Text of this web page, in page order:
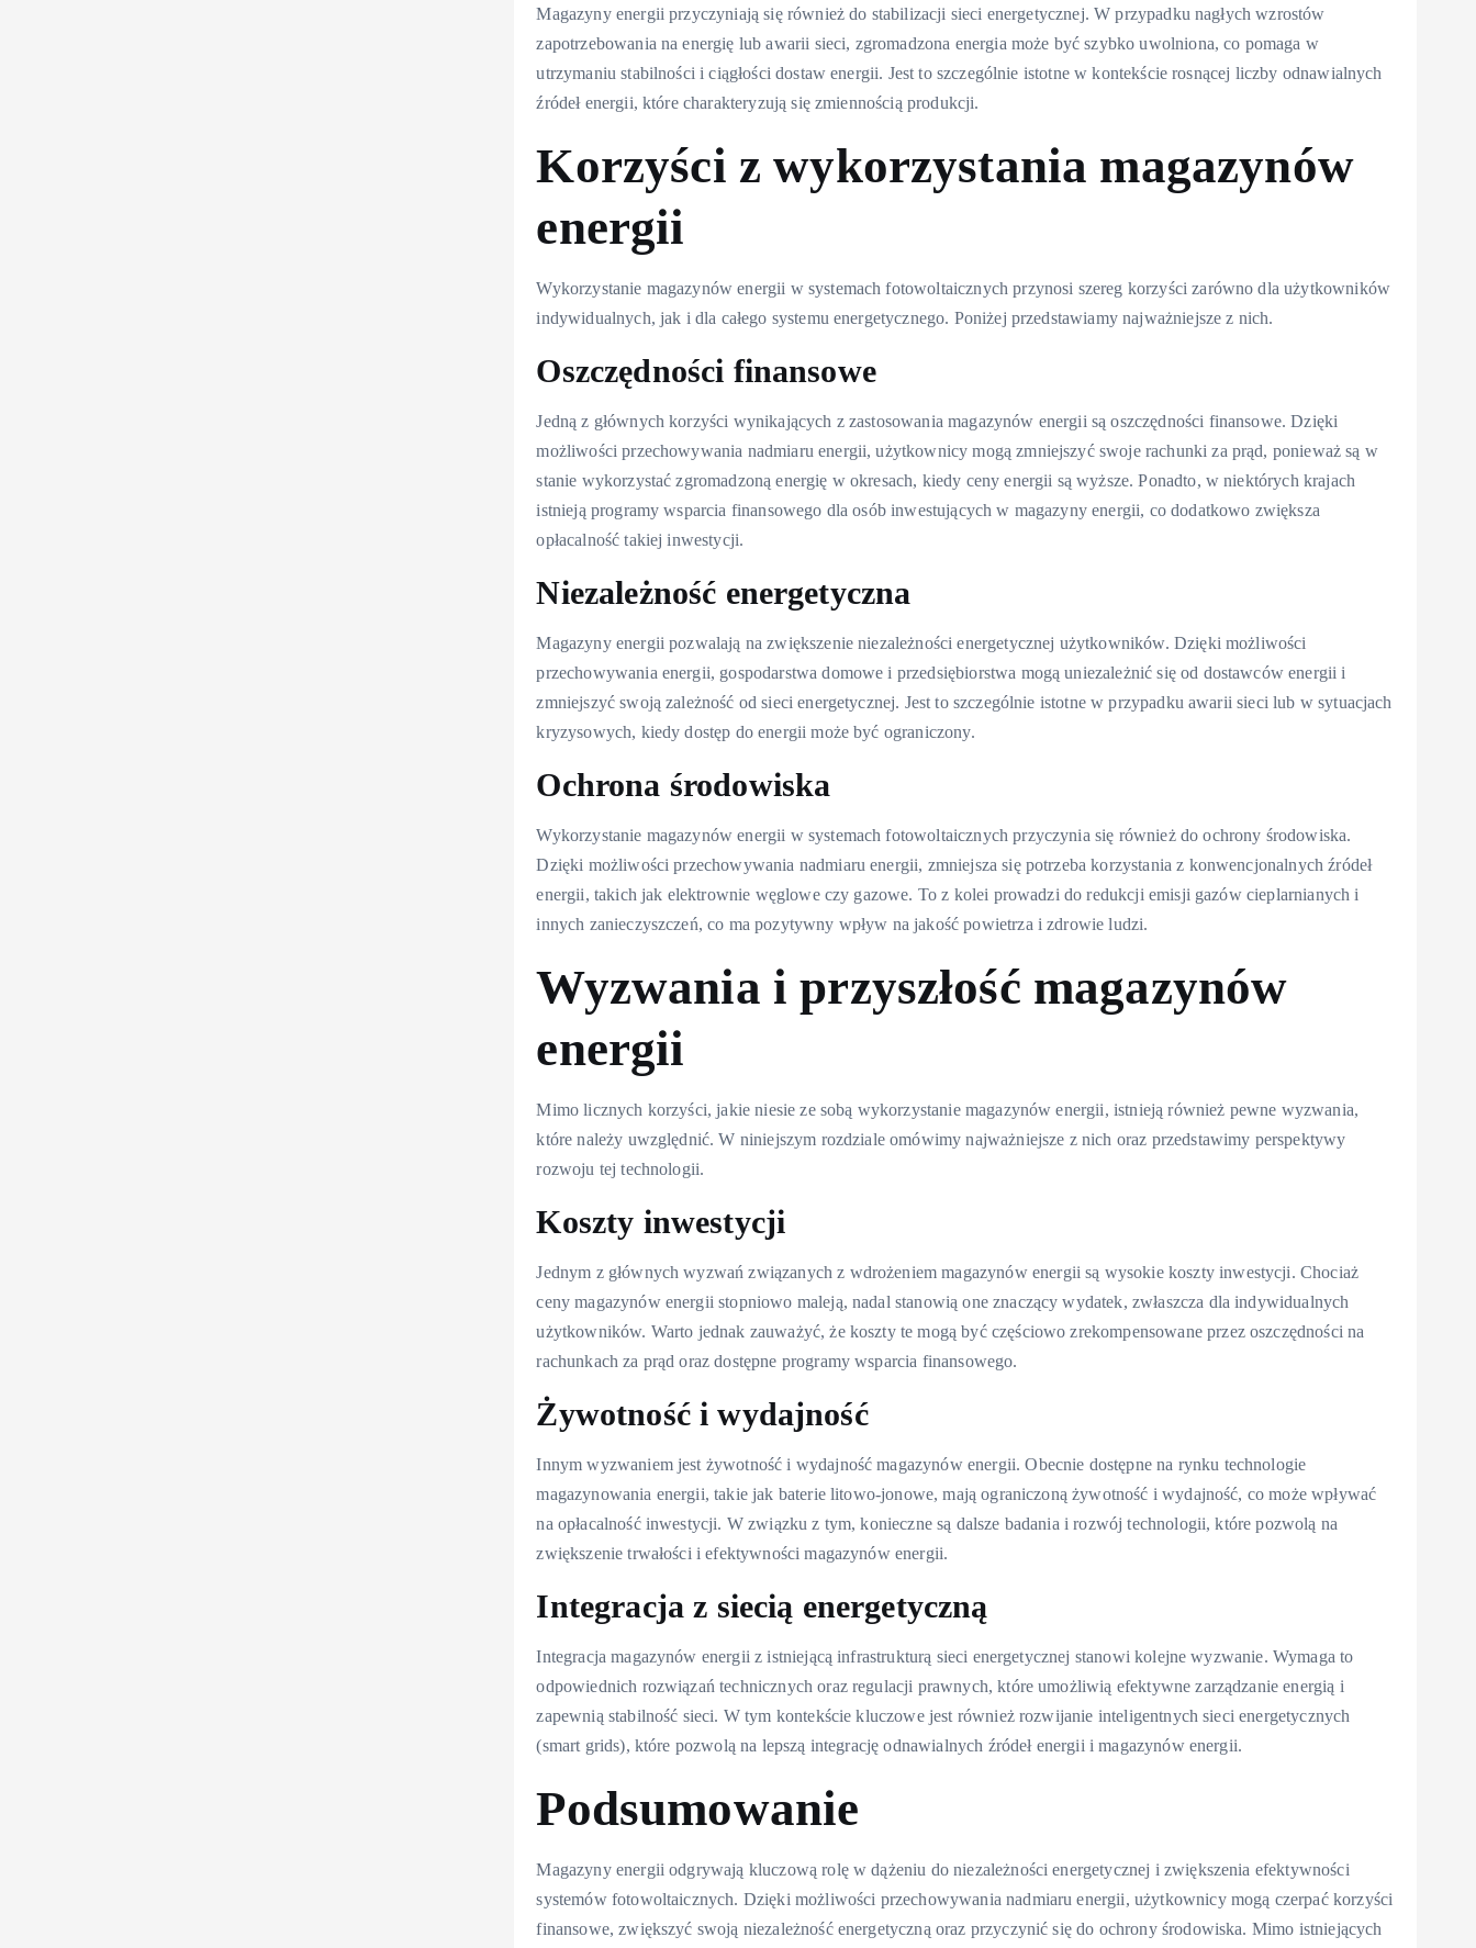
Magazyny energii przyczyniają się również do stabilizacji sieci energetycznej. W przypadku nagłych wzrostów
zapotrzebowania na energię lub awarii sieci, zgromadzona energia może być szybko uwolniona, co pomaga w
utrzymaniu stabilności i ciągłości dostaw energii. Jest to szczególnie istotne w kontekście rosnącej liczby odnawialnych
źródeł energii, które charakteryzują się zmiennością produkcji.
Korzyści z wykorzystania magazynów
energii
Wykorzystanie magazynów energii w systemach fotowoltaicznych przynosi szereg korzyści zarówno dla użytkowników
indywidualnych, jak i dla całego systemu energetycznego. Poniżej przedstawiamy najważniejsze z nich.
Oszczędności finansowe
Jedną z głównych korzyści wynikających z zastosowania magazynów energii są oszczędności finansowe. Dzięki
możliwości przechowywania nadmiaru energii, użytkownicy mogą zmniejszyć swoje rachunki za prąd, ponieważ są w
stanie wykorzystać zgromadzoną energię w okresach, kiedy ceny energii są wyższe. Ponadto, w niektórych krajach
istnieją programy wsparcia finansowego dla osób inwestujących w magazyny energii, co dodatkowo zwiększa
opłacalność takiej inwestycji.
Niezależność energetyczna
Magazyny energii pozwalają na zwiększenie niezależności energetycznej użytkowników. Dzięki możliwości
przechowywania energii, gospodarstwa domowe i przedsiębiorstwa mogą uniezależnić się od dostawców energii i
zmniejszyć swoją zależność od sieci energetycznej. Jest to szczególnie istotne w przypadku awarii sieci lub w sytuacjach
kryzysowych, kiedy dostęp do energii może być ograniczony.
Ochrona środowiska
Wykorzystanie magazynów energii w systemach fotowoltaicznych przyczynia się również do ochrony środowiska.
Dzięki możliwości przechowywania nadmiaru energii, zmniejsza się potrzeba korzystania z konwencjonalnych źródeł
energii, takich jak elektrownie węglowe czy gazowe. To z kolei prowadzi do redukcji emisji gazów cieplarnianych i
innych zanieczyszczeń, co ma pozytywny wpływ na jakość powietrza i zdrowie ludzi.
Wyzwania i przyszłość magazynów
energii
Mimo licznych korzyści, jakie niesie ze sobą wykorzystanie magazynów energii, istnieją również pewne wyzwania,
które należy uwzględnić. W niniejszym rozdziale omówimy najważniejsze z nich oraz przedstawimy perspektywy
rozwoju tej technologii.
Koszty inwestycji
Jednym z głównych wyzwań związanych z wdrożeniem magazynów energii są wysokie koszty inwestycji. Chociaż
ceny magazynów energii stopniowo maleją, nadal stanowią one znaczący wydatek, zwłaszcza dla indywidualnych
użytkowników. Warto jednak zauważyć, że koszty te mogą być częściowo zrekompensowane przez oszczędności na
rachunkach za prąd oraz dostępne programy wsparcia finansowego.
Żywotność i wydajność
Innym wyzwaniem jest żywotność i wydajność magazynów energii. Obecnie dostępne na rynku technologie
magazynowania energii, takie jak baterie litowo-jonowe, mają ograniczoną żywotność i wydajność, co może wpływać
na opłacalność inwestycji. W związku z tym, konieczne są dalsze badania i rozwój technologii, które pozwolą na
zwiększenie trwałości i efektywności magazynów energii.
Integracja z siecią energetyczną
Integracja magazynów energii z istniejącą infrastrukturą sieci energetycznej stanowi kolejne wyzwanie. Wymaga to
odpowiednich rozwiązań technicznych oraz regulacji prawnych, które umożliwią efektywne zarządzanie energią i
zapewnią stabilność sieci. W tym kontekście kluczowe jest również rozwijanie inteligentnych sieci energetycznych
(smart grids), które pozwolą na lepszą integrację odnawialnych źródeł energii i magazynów energii.
Podsumowanie
Magazyny energii odgrywają kluczową rolę w dążeniu do niezależności energetycznej i zwiększenia efektywności
systemów fotowoltaicznych. Dzięki możliwości przechowywania nadmiaru energii, użytkownicy mogą czerpać korzyści
finansowe, zwiększyć swoją niezależność energetyczną oraz przyczynić się do ochrony środowiska. Mimo istniejących